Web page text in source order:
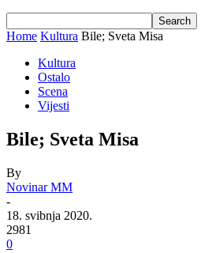
Home Kultura Bile; Sveta Misa
Kultura
Ostalo
Scena
Vijesti
Bile; Sveta Misa
By
Novinar MM
-
18. svibnja 2020.
2981
0